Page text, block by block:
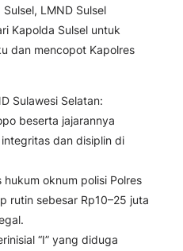
LMND Sulsel
Kapolda Sulsel untuk
dan mencopot Kapolres
Sulawesi Selatan:
beserta jajarannya
dan disiplin di
oknum polisi Polres
rutin sebesar Rp10–25 juta
“I” yang diduga